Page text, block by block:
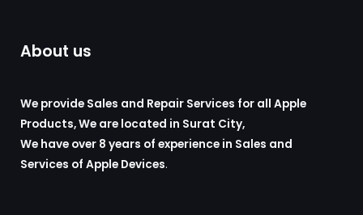
About us
We provide Sales and Repair Services for all Apple
Products, We are located in Surat City,
We have over 8 years of experience in Sales and
Services of Apple Devices.